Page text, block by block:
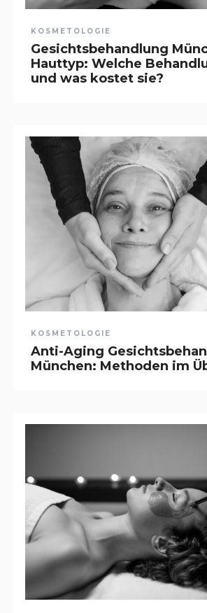
KOSMETOLOGIE
Gesichtsbehandlung
Hauttyp: Welche
und was kostet sie?
KOSMETOLOGIE
Anti-Aging
München: Methoden im